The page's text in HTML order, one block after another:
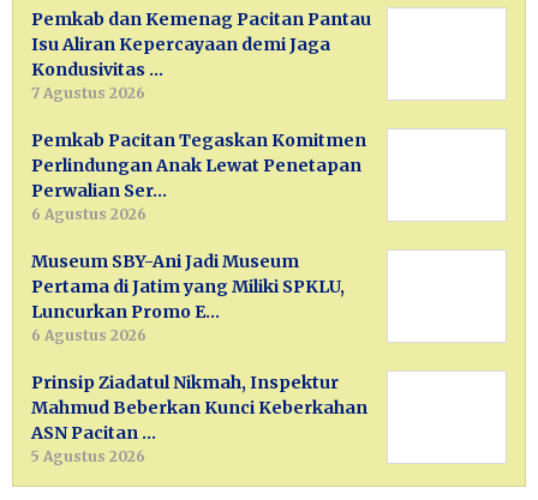
Pemkab dan Kemenag Pacitan Pantau
Isu Aliran Kepercayaan demi Jaga
Kondusivitas …
7 Agustus 2026
Pemkab Pacitan Tegaskan Komitmen
Perlindungan Anak Lewat Penetapan
Perwalian Ser…
6 Agustus 2026
Museum SBY-Ani Jadi Museum
Pertama di Jatim yang Miliki SPKLU,
Luncurkan Promo E…
6 Agustus 2026
Prinsip Ziadatul Nikmah, Inspektur
Mahmud Beberkan Kunci Keberkahan
ASN Pacitan …
5 Agustus 2026